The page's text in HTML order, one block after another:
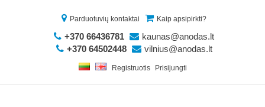
Parduotuvių kontaktai Kaip apsipirkti?
+370 66436781
kaunas@anodas.lt
+370 64502448
vilnius@anodas.lt
Registruotis Prisijungti